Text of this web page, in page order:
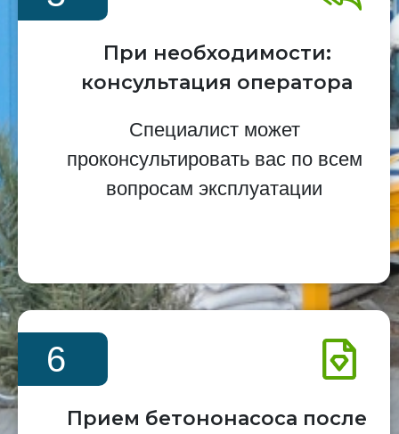
При необходимости:
консультация оператора
Специалист может
проконсультировать вас по всем
вопросам эксплуатации
6
Прием бетононасоса после